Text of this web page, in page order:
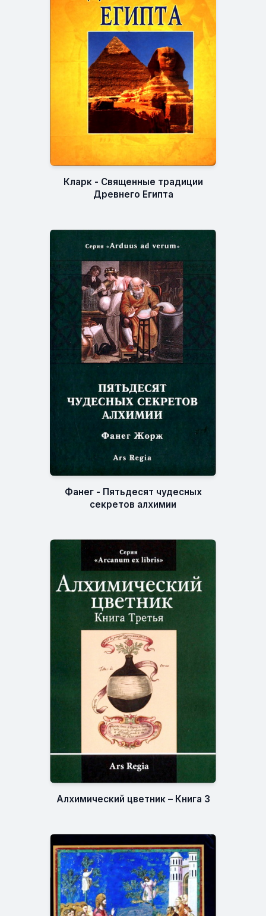
Кларк - Священные традиции
Древнего Египта
Фанег - Пятьдесят чудесных
секретов алхимии
Алхимический цветник – Книга 3